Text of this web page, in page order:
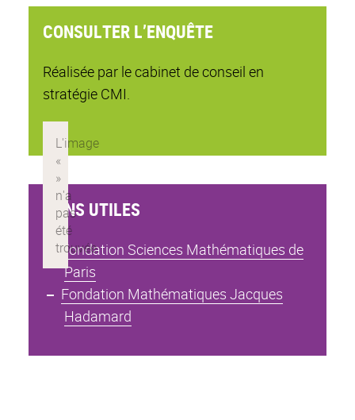
CONSULTER L’ENQUÊTE
Réalisée par le cabinet de conseil en
stratégie CMI.
LIENS UTILES
Fondation Sciences Mathématiques de
Paris
Fondation Mathématiques Jacques
Hadamard